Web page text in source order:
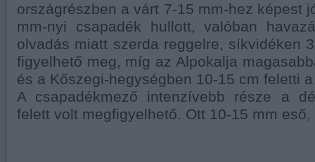
országrészben a várt 7-15 mm-hez képest
mm-nyi csapadék hullott, valóban
olvadás miatt szerda reggelre, síkvidéken
figyelhető meg, míg az Alpokalja
és a Kőszegi-hegységben 10-15 cm feletti
A csapadékmező intenzívebb része a
felett volt megfigyelhető. Ott 10-15 mm